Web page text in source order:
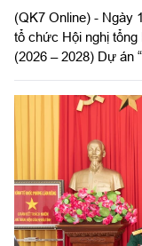
(QK7 Online) - Ngày
tổ chức Hội nghị
(2026 – 2028) Dự án
2021 - 2030”.